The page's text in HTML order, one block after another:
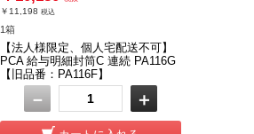
￥11,198 税込
1箱
【法人様限定、個人宅配送不可】
PCA 給与明細封筒C 連続 PA116G
【旧品番：PA116F】
－ ＋